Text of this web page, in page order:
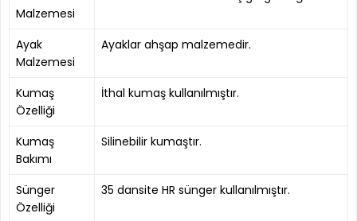
Malzemesi
Ayak
Malzemesi
Ayaklar ahşap malzemedir.
Kumaş
Özelliği
İthal kumaş kullanılmıştır.
Kumaş
Bakımı
Silinebilir kumaştır.
Sünger
Özelliği
35 dansite HR sünger kullanılmıştır.